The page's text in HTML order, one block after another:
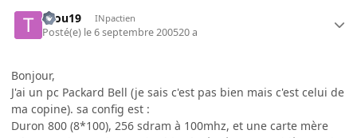
tifou19 INpactien
Posté(e) le 6 septembre 200520 a
Bonjour,
J'ai un pc Packard Bell (je sais c'est pas bien mais c'est celui de
ma copine). sa config est :
Duron 800 (8*100), 256 sdram à 100mhz, et une carte mère